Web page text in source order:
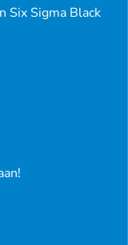
Six Sigma Black